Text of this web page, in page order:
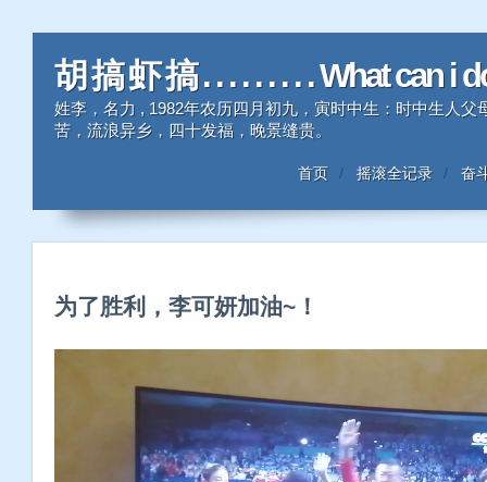
胡 搞 虾 搞 . . . . . . . . . What can i
姓李，名力 , 1982年农历四月初九，寅时中生：时中生人
苦，流浪异乡，四十发福，晚景缝贵。
首页 摇滚全记录 奋
为了胜利，李可妍加油~！